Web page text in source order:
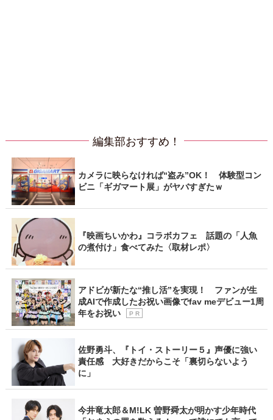
編集部おすすめ！
カメラに映らなければ“盗み”OK！ 体験型コン
ビニ「ギガマート展」がヤバすぎたｗ
『映画ちいかわ』コラボカフェ 話題の「人魚
の煮付け」食べてみた〈取材レポ〉
アドビが新たな“推し活”を実現！ ファンが生
成AIで作成したお祝い画像でfav meデビュー1周
年をお祝い
P R
佐野勇斗、『トイ・ストーリー５』声優に強い
責任感 大好きだからこそ「裏切らないよう
に」
今井竜太郎＆M!LK 曽野舜太が明かす少年時代